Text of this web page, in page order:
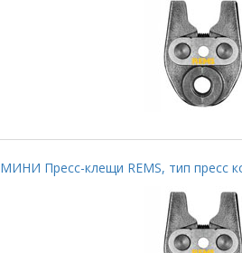
МИНИ Пресс-клещи REMS, тип пресс